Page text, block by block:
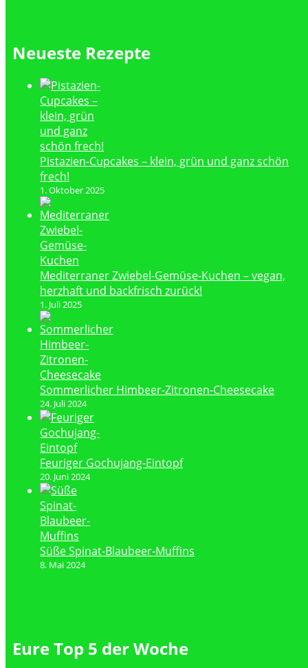
Neueste Rezepte
Pistazien-Cupcakes – klein, grün und ganz schön
frech!
1. Oktober 2025
Mediterraner Zwiebel-Gemüse-Kuchen – vegan,
herzhaft und backfrisch zurück!
1. Juli 2025
Sommerlicher Himbeer-Zitronen-Cheesecake
24. Juli 2024
Feuriger Gochujang-Eintopf
20. Juni 2024
Süße Spinat-Blaubeer-Muffins
8. Mai 2024
Eure Top 5 der Woche